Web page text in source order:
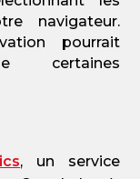
navigateur.
pourrait
certaines
, un service